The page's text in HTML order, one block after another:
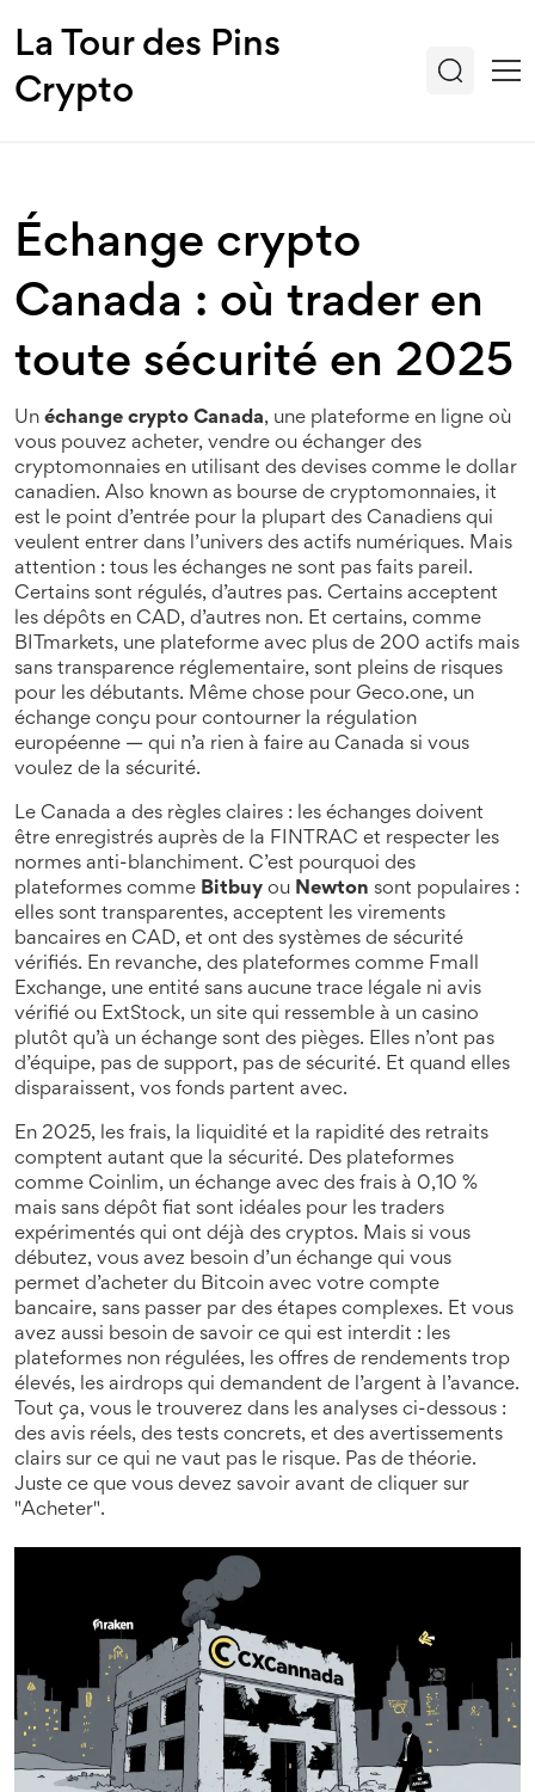
La Tour des Pins
Crypto
Échange crypto
Canada : où trader en
toute sécurité en 2025
Un échange crypto Canada, une plateforme en ligne où
vous pouvez acheter, vendre ou échanger des
cryptomonnaies en utilisant des devises comme le dollar
canadien. Also known as bourse de cryptomonnaies, it
est le point d’entrée pour la plupart des Canadiens qui
veulent entrer dans l’univers des actifs numériques. Mais
attention : tous les échanges ne sont pas faits pareil.
Certains sont régulés, d’autres pas. Certains acceptent
les dépôts en CAD, d’autres non. Et certains, comme
BITmarkets, une plateforme avec plus de 200 actifs mais
sans transparence réglementaire, sont pleins de risques
pour les débutants. Même chose pour Geco.one, un
échange conçu pour contourner la régulation
européenne — qui n’a rien à faire au Canada si vous
voulez de la sécurité.
Le Canada a des règles claires : les échanges doivent
être enregistrés auprès de la FINTRAC et respecter les
normes anti-blanchiment. C’est pourquoi des
plateformes comme Bitbuy ou Newton sont populaires :
elles sont transparentes, acceptent les virements
bancaires en CAD, et ont des systèmes de sécurité
vérifiés. En revanche, des plateformes comme Fmall
Exchange, une entité sans aucune trace légale ni avis
vérifié ou ExtStock, un site qui ressemble à un casino
plutôt qu’à un échange sont des pièges. Elles n’ont pas
d’équipe, pas de support, pas de sécurité. Et quand elles
disparaissent, vos fonds partent avec.
En 2025, les frais, la liquidité et la rapidité des retraits
comptent autant que la sécurité. Des plateformes
comme Coinlim, un échange avec des frais à 0,10 %
mais sans dépôt fiat sont idéales pour les traders
expérimentés qui ont déjà des cryptos. Mais si vous
débutez, vous avez besoin d’un échange qui vous
permet d’acheter du Bitcoin avec votre compte
bancaire, sans passer par des étapes complexes. Et vous
avez aussi besoin de savoir ce qui est interdit : les
plateformes non régulées, les offres de rendements trop
élevés, les airdrops qui demandent de l’argent à l’avance.
Tout ça, vous le trouverez dans les analyses ci-dessous :
des avis réels, des tests concrets, et des avertissements
clairs sur ce qui ne vaut pas le risque. Pas de théorie.
Juste ce que vous devez savoir avant de cliquer sur
"Acheter".